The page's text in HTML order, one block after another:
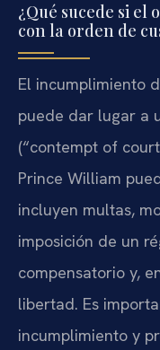
¿Qué sucede si
con la orden de
El incumplimiento
puede dar lugar a
(“contempt of
Prince William
incluyen multas,
imposición de un
compensatorio y,
libertad. Es
incumplimiento y